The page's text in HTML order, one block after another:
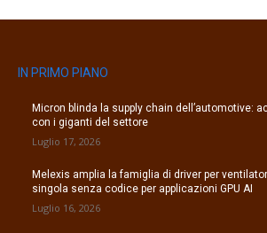
IN PRIMO PIANO
Micron blinda la supply chain dell’automotive:
con i giganti del settore
Luglio 17, 2026
Melexis amplia la famiglia di driver per
singola senza codice per applicazioni GPU AI
Luglio 16, 2026